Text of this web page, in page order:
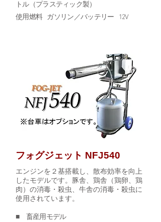
トル（プラスティック製）
使用燃料 ガソリン／バッテリー 12V
フォグジェット NFJ540
エンジンを２基搭載し、散布効率を向上
したモデルです。豚舎、鶏舎（鶏卵、鶏
肉）の消毒・殺虫、牛舎の消毒・殺虫に
使用されています。
■ 畜産用モデル